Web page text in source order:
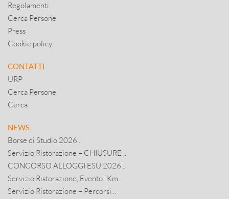
Regolamenti
Cerca Persone
Press
Cookie policy
CONTATTI
URP
Cerca Persone
Cerca
NEWS
Borse di Studio 2026 ..
Servizio Ristorazione – CHIUSURE ..
CONCORSO ALLOGGI ESU 2026 ..
Servizio Ristorazione, Evento “Km ..
Servizio Ristorazione – Percorsi ..